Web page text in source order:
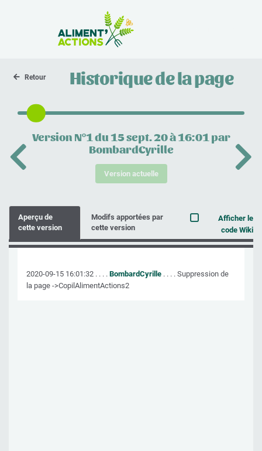
Retour Historique de la page
Version N°1 du 15 sept. 20 à 16:01 par
BombardCyrille
Version actuelle
Aperçu de
cette version
Modifs apportées par
cette version
Afficher le
code Wiki